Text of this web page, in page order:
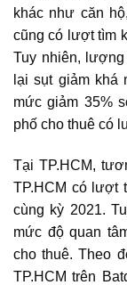
khác như căn
cũng có lượt tìm
Tuy nhiên,
lại sụt giảm khá
mức giảm 35%
phố cho thuê có
Tại TP.HCM,
TP.HCM có lượt
cùng kỳ 2021.
mức độ quan
cho thuê. Theo
TP.HCM trên